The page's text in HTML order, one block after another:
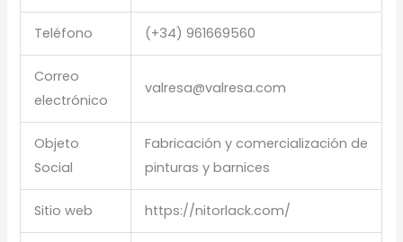
Teléfono (+34) 961669560
Correo
electrónico
valresa@valresa.com
Objeto
Social
Fabricación y comercialización de
pinturas y barnices
Sitio web https://nitorlack.com/